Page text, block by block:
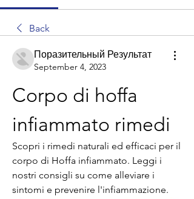
Back
Поразительный Результат
September 4, 2023
Corpo di hoffa
infiammato rimedi
Scopri i rimedi naturali ed efficaci per il
corpo di Hoffa infiammato. Leggi i
nostri consigli su come alleviare i
sintomi e prevenire l'infiammazione.